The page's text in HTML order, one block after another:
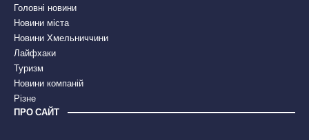
Головні новини
Новини міста
Новини Хмельниччини
Лайфхаки
Туризм
Новини компаній
Різне
ПРО САЙТ